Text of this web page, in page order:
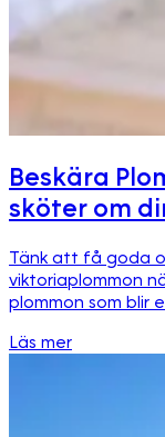
Beskära
sköter om
Tänk att få goda
viktoriaplommon
plommon som blir
Läs mer